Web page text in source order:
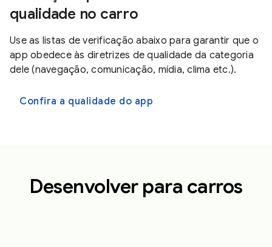
qualidade no carro
Use as listas de verificação abaixo para garantir que o
app obedece às diretrizes de qualidade da categoria
dele (navegação, comunicação, mídia, clima etc.).
Confira a qualidade do app
Desenvolver para carros